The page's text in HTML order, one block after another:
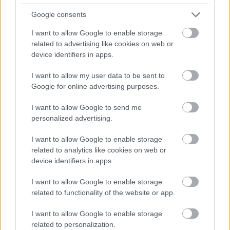
Google consents
I want to allow Google to enable storage
related to advertising like cookies on web or
device identifiers in apps.
I want to allow my user data to be sent to
Google for online advertising purposes.
I want to allow Google to send me
personalized advertising.
I want to allow Google to enable storage
related to analytics like cookies on web or
device identifiers in apps.
I want to allow Google to enable storage
related to functionality of the website or app.
I want to allow Google to enable storage
related to personalization.
következni!
1 éve
@46Laca: Köszi. Kishitű dolog, de jól esik, ha valaki
elmondja, hogy jó dolog, amit csinálok :) A régi
képek sokszor még csak nem is 1024-esek, mert
tizenpár éve kifutottam a tárhelyből, és
leméreteztem őket, hogy kevesebb helyet
foglaljanak. Mert hát ez nem ingyen tárhelyes
történet: fizetek érte, meg a domain névért is. Ma
fog telni hamarosan, mert fullHD méretű képeket is
fel szoktam dobni néha.